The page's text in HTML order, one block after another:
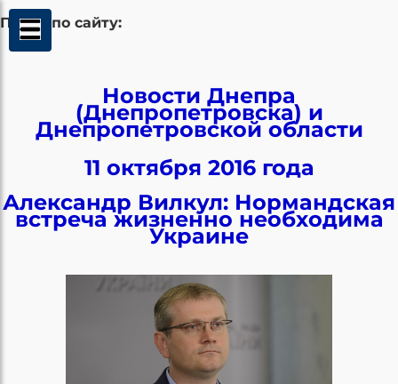
Поиск по сайту:
Новости Днепра
(Днепропетровска) и
Днепропетровской области
11 октября 2016 года
Александр Вилкул: Нормандская
встреча жизненно необходима
Украине